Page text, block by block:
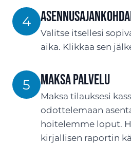
4
Valitse itsellesi
aika. Klikkaa sen
5 Maksa palvelu
Maksa tilauksesi
odottelemaan
hoitelemme loput.
kirjallisen raportin